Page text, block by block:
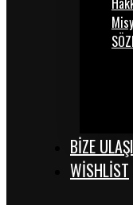
BİZE
WISHLIST